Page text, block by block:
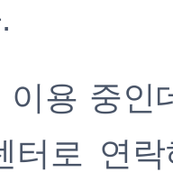
이용 중인
터로 연